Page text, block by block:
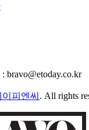
bravo@etoday.co.kr
피엔씨 . All rights